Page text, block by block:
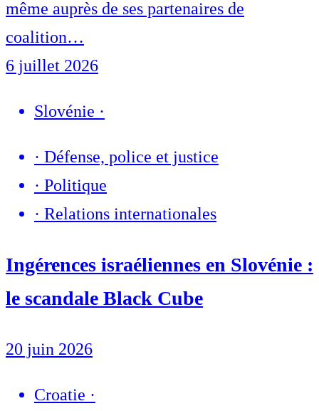
même auprès de ses partenaires de
coalition…
6 juillet 2026
Slovénie ·
· Défense, police et justice
· Politique
· Relations internationales
Ingérences israéliennes en Slovénie :
le scandale Black Cube
20 juin 2026
Croatie ·